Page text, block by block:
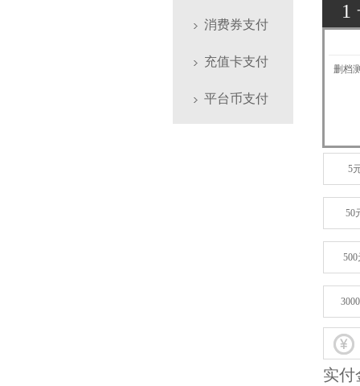
消费券支付
充值卡支付
平台币支付
1
删档
5
50
500
实付